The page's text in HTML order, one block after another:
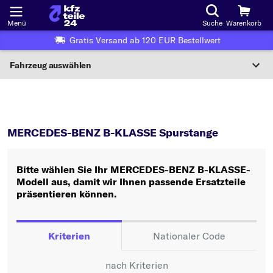
Menü Suche Warenkorb
Gratis Versand ab 120 EUR Bestellwert
Fahrzeug auswählen
Wo finde ich die?
Oder
Oder Fahrzeugauswahl nach Kriterien:
Hersteller wählen
MERCEDES-BENZ B-KLASSE Spurstange
Bitte wählen Sie Ihr MERCEDES-BENZ B-KLASSE-
Modell aus, damit wir Ihnen passende Ersatzteile
präsentieren können.
Kriterien Nationaler Code
nach Kriterien